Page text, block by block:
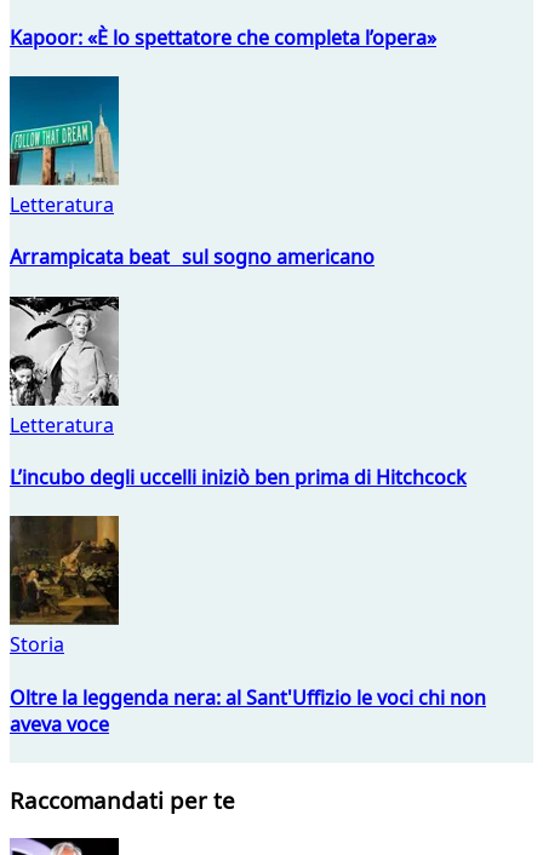
Kapoor: «È lo spettatore che completa l’opera»
Letteratura
Arrampicata beat sul sogno americano
Letteratura
L’incubo degli uccelli iniziò ben prima di Hitchcock
Storia
Oltre la leggenda nera: al Sant'Uffizio le voci chi non
aveva voce
Raccomandati per te